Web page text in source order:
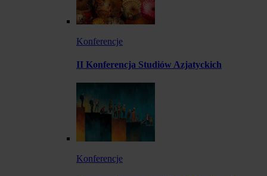
Konferencje
II Konferencja Studiów Azjatyckich
Konferencje